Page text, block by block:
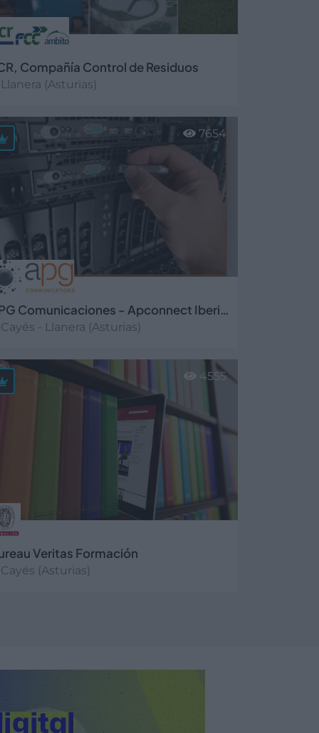
Compañía Control de Residuos
(Asturias)
APG Comunicaciones - Apconnect Iberia, S.L.
- Llanera (Asturias)
más
7654
Veritas Formación
(Asturias)
4555